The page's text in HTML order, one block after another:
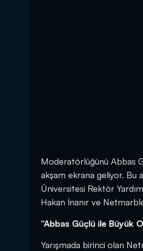
Moderatörlüğünü Abbas
akşam ekrana geliyor. Bu
Üniversitesi Rektör
Hakan İnanır ve
“Abbas Güçlü ile Büyük
Yarışmada birinci olan